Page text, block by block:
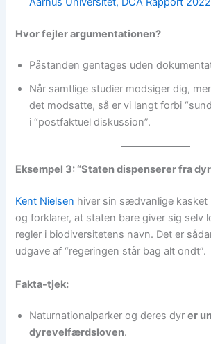
Hvor fejler argumentationen?
Påstanden gentages uden
Når samtlige studier modsiger dig,
det modsatte, så er vi langt forbi
i “postfaktuel diskussion”.
Eksempel 3: “Staten dispenserer fra
Kent Nielsen hiver sin sædvanlige kasket
og forklarer, at staten bare giver sig selv
regler i biodiversitetens navn. Det er
udgave af “regeringen står bag alt ondt”.
Fakta-tjek:
Naturnationalparker og deres dyrer
dyrevelfærdsloven.